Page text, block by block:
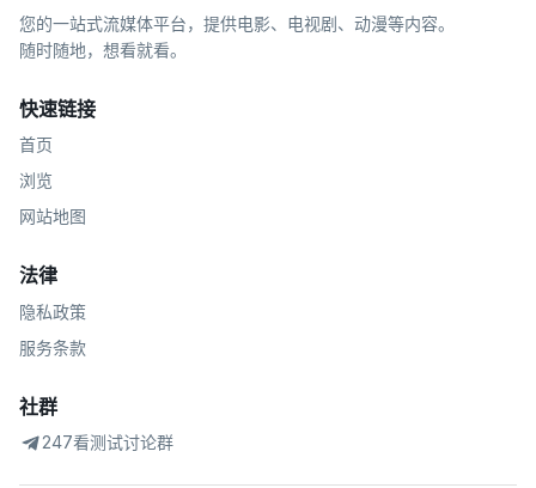
您的一站式流媒体平台，提供电影、电视剧、动漫等内容。
随时随地，想看就看。
快速链接
首页
浏览
网站地图
法律
隐私政策
服务条款
社群
247看测试讨论群